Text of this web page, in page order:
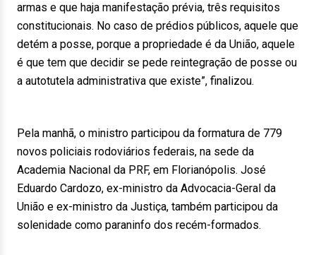
armas e que haja manifestação prévia, três requisitos
constitucionais. No caso de prédios públicos, aquele que
detém a posse, porque a propriedade é da União, aquele
é que tem que decidir se pede reintegração de posse ou
a autotutela administrativa que existe”, finalizou.
Pela manhã, o ministro participou da formatura de 779
novos policiais rodoviários federais, na sede da
Academia Nacional da PRF, em Florianópolis. José
Eduardo Cardozo, ex-ministro da Advocacia-Geral da
União e ex-ministro da Justiça, também participou da
solenidade como paraninfo dos recém-formados.